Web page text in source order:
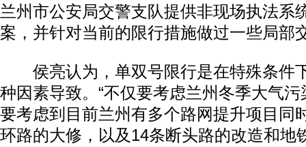
兰州市公安局交警支队提供非现场执法系
案，并针对当前的限行措施做过一些局部
侯亮认为，单双号限行是在特殊条件
种因素导致。“不仅要考虑兰州冬季大气
要考虑到目前兰州有多个路网提升项目同
环路的大修，以及14条断头路的改造和地